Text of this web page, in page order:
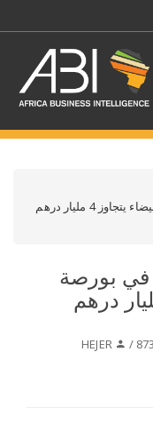
حدد ملفا
المغرب:حجم التداولات في بورصة الدار البيضاء يتجاوز 4 مليار درهم
في بورصة
يتجاوز 4 مليار درهم
HEJER